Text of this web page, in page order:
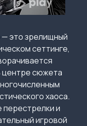
— это зрелищный
сеттинге,
центре сюжета
хаоса.
перестрелки и
игровой